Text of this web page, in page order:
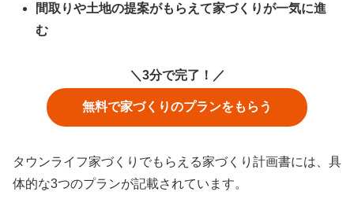
間取りや土地の提案がもらえて家づくりが一気に進
む
＼3分で完了！／
無料で家づくりのプランをもらう
タウンライフ家づくりでもらえる家づくり計画書には、具
体的な3つのプランが記載されています。